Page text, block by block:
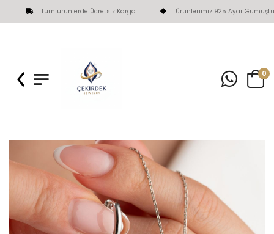
Tüm ürünlerde Ücretsiz Kargo Ürünlerimiz 925 Ayar Gümüştür
0